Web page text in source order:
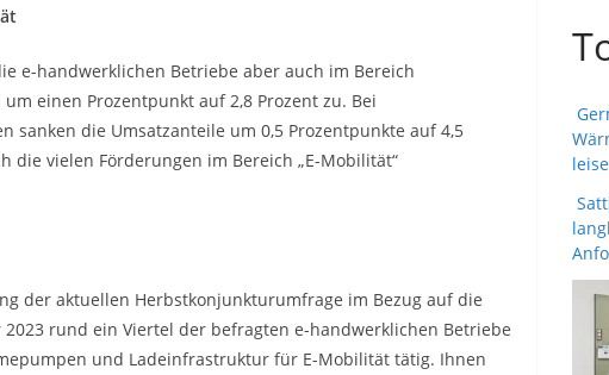
e-handwerklichen Betriebe aber auch im Bereich
einen Prozentpunkt auf 2,8 Prozent zu. Bei
die Umsatzanteile um 0,5 Prozentpunkte auf 4,5
die vielen Förderungen im Bereich „E-Mobilität“
der aktuellen Herbstkonjunkturumfrage im Bezug auf die
rund ein Viertel der befragten e-handwerklichen Betriebe
und Ladeinfrastruktur für E-Mobilität tätig. Ihnen